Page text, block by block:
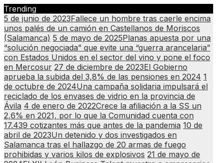
Skip
to
content
Trending
5 de junio de 2023Fallece un hombre tras caerle encima
unos palés de un camión en Castellanos de Moriscos
(Salamanca) 5 de mayo de 2025Planas apuesta por una
“solución negociada” que evite una “guerra arancelaria”
con Estados Unidos en el sector del vino y pone el foco
en Mercosur 27 de diciembre de 2023El Gobierno
aprueba la subida del 3,8% de las pensiones en 2024 1
de octubre de 2024Una campaña solidaria impulsará el
reciclado de los envases de vidrio en la provincia de
Ávila 4 de enero de 2022Crece la afiliación a la SS un
2,6% en 2021, por lo que la Comunidad cuenta con
17.439 cotizantes más que antes de la pandemia 10 de
abril de 2023Un detenido y dos investigados en
Salamanca tras el hallazgo de 20 armas de fuego
prohibidas y varios kilos de explosivos 21 de mayo de